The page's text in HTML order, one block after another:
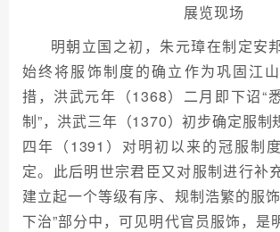
展览现场
明朝立国之初，朱元璋在制定安
始终将服饰制度的确立作为巩固江
措，洪武元年（1368）二月即下诏“
制”，洪武三年（1370）初步确定服制
四年（1391）对明初以来的冠服制
定。此后明世宗君臣又对服制进行补
建立起一个等级有序、规制浩繁的服
下治”部分中，可见明代官员服饰，是